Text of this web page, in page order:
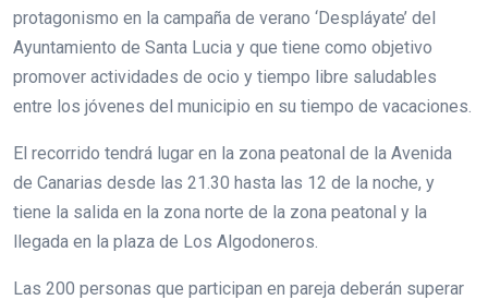
protagonismo en la campaña de verano ‘Despláyate’ del
Ayuntamiento de Santa Lucia y que tiene como objetivo
promover actividades de ocio y tiempo libre saludables
entre los jóvenes del municipio en su tiempo de vacaciones.
El recorrido tendrá lugar en la zona peatonal de la Avenida
de Canarias desde las 21.30 hasta las 12 de la noche, y
tiene la salida en la zona norte de la zona peatonal y la
llegada en la plaza de Los Algodoneros.
Las 200 personas que participan en pareja deberán superar